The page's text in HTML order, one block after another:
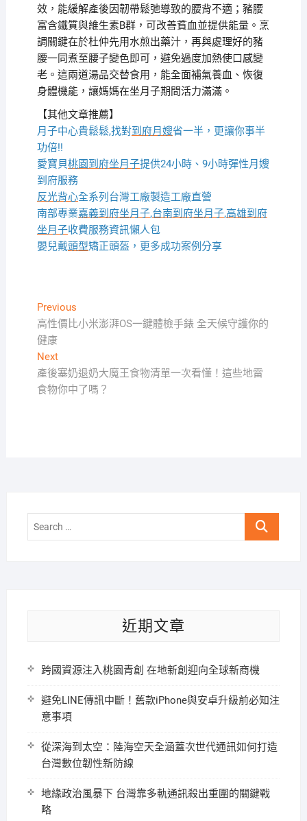
效，能緩解產後因韌帶鬆弛導致的腰背不適；豬腰
富含鐵質與維生素B群，可改善貧血並提供能量。烹
調關鍵在於杜仲先用水煎出藥汁，再與處理好的豬
腰一同煮至腰子變色即可，避免過度加熱使口感變
老。這兩道湯品交替食用，能全面補氣養血、恢復
身體機能，讓媽媽在坐月子期間活力滿滿。
【其他文章推薦】
月子中心貴鬆鬆,找對到府月嫂省一半，更讓你事半
功倍!!
愛寶貝桃園到府坐月子提供24小時、9小時彈性月嫂
到府服務
反光背心全系列台灣工廠製造工廠直營
南部專業嘉義到府坐月子,台南到府坐月子,高雄到府
坐月子收費服務資訊懶人包
嬰兒戴頭型矯正頭盔，更多成功案例分享
文
章
導
覽
PreviousPrevious
post:
高性價比小米澎湃OS一鍵體檢手錶 全天候守護你的
健康
NextNext
post:
產後塞奶退奶大魔王食物清單一次看懂！這些地雷
食物你中了嗎？
Search
近期文章
跨國資源注入桃園青創 在地新創迎向全球新商機
避免LINE傳訊中斷！舊款iPhone與安卓升級前必知注
意事項
從深海到太空：陸海空天全涵蓋次世代通訊如何打造
台灣數位韌性新防線
地緣政治風暴下 台灣靠多軌通訊殺出重圍的關鍵戰
略